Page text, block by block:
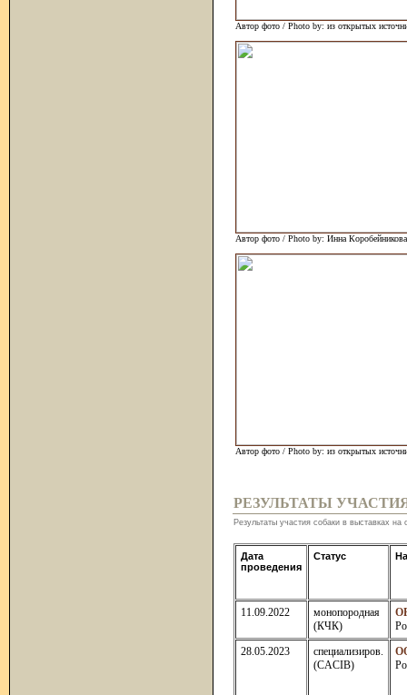
Автор фото / Photo by: из открытых
Автор фото / Photo by: Инна Коробейникова
Автор фото / Photo by: из открытых
РЕЗУЛЬТАТЫ
Результаты участия собаки в выставках
Дата
проведения
Статус
11.09.2022
монопородная
(КЧК)
28.05.2023
специализиров.
(CACIB)